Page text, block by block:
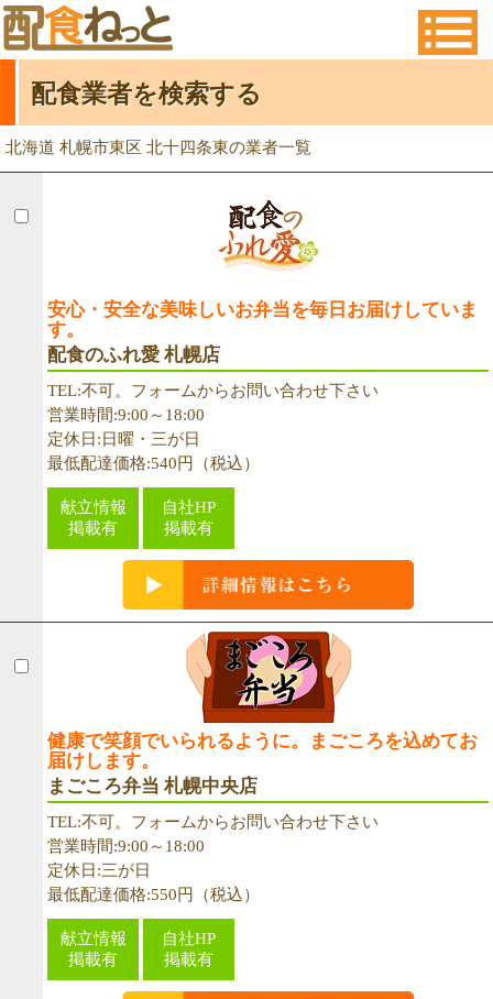
配食業者を検索する
北海道 札幌市東区 北十四条東の業者一覧
安心・安全な美味しいお弁当を毎日お届けしていま
す。
配食のふれ愛 札幌店
TEL:不可。フォームからお問い合わせ下さい
営業時間:9:00～18:00
定休日:日曜・三が日
最低配達価格:540円（税込）
献立情報
掲載有
自社HP
掲載有
健康で笑顔でいられるように。まごころを込めてお
届けします。
まごころ弁当 札幌中央店
TEL:不可。フォームからお問い合わせ下さい
営業時間:9:00～18:00
定休日:三が日
最低配達価格:550円（税込）
献立情報
掲載有
自社HP
掲載有